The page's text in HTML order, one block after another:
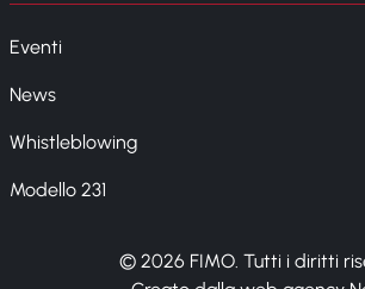
Eventi
News
Whistleblowing
Modello 231
© 2026 FIMO. Tutti i diritti